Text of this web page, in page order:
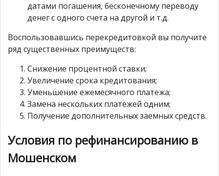
датами погашения, бесконечному переводу
денег с одного счета на другой и т.д.
Воспользовавшись перекредитовкой вы получите
ряд существенных преимуществ:
Снижение процентной ставки;
Увеличение срока кредитования;
Уменьшение ежемесячного платежа;
Замена нескольких платежей одним;
Получение дополнительных заемных средств.
Условия по рефинансированию в
Мошенском